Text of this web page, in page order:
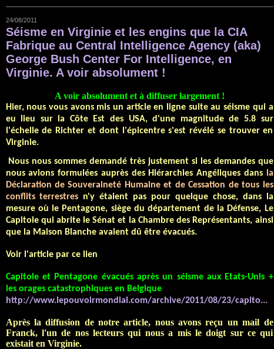
24/08/2011
Séisme en Virginie et les engins que la CIA
Fabrique au Central Intelligence Agency (aka)
George Bush Center For Intelligence, en
Virginie. A voir absolument !
A voir absolument et à diffuser largement !
Hier, nous vous avons mis un article en ligne suite au séisme qui a
eu lieu sur la Côte Est des USA, d'une magnitude de 5.8 sur
l'échelle de Richter et dont l'épicentre s'est révélé se trouver en
Virginie.
Nous nous sommes demandé très justement si les demandes que
nous avions formulées auprès des Hiérarchies Angéliques dans
la
Déclaration de Souveraineté Humaine et de Cessation de tous les
conflits terrestres n'y étaient pas pour quelque chose, dans la
mesure où le Pentagone, siège du département de la Défense, Le
Capitole qui abrite le Sénat et la Chambre des Représentants, ainsi
que la Maison Blanche avaient dû être évacués.
Voir l'article par ce lien
Capitole et Pentagone évacués après un séisme aux Etats-Unis +
les orages catastrophiques en Belgique
http://www.lepouvoirmondial.com/archive/2011/08/23/capito...
Après la diffusion de notre article, nous avons reçu un mail de
Franck, l'un de nos lecteurs qui nous a mis le doigt sur ce qui
existait en Virginie.